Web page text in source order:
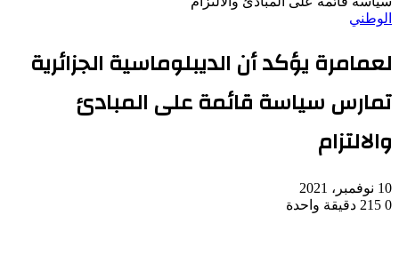
الوطني
لعمامرة يؤكد أن الديبلوماسية الجزائرية
تمارس سياسة قائمة على المبادئ
والالتزام
10 نوفمبر، 2021
0
دقيقة واحدة